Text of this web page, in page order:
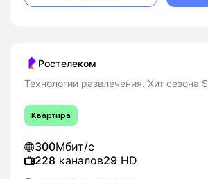
Ростелеком
Технологии развлечения. Хит сезона S
Квартира
300Мбит/с
228 каналов29 HD